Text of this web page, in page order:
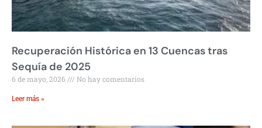
Recuperación Histórica en 13 Cuencas tras
Sequía de 2025
6 de mayo, 2026 No hay comentarios
Leer más »